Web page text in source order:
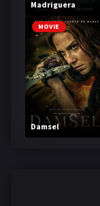
Madriguera
MOVIE
Damsel